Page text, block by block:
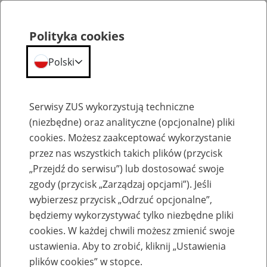
Emerytury
Baza zlikwidowanych lub
przekształconych zakładów pracy
Polityka cookies
Polski
Serwisy ZUS wykorzystują techniczne
(niezbędne) oraz analityczne (opcjonalne) pliki
cookies. Możesz zaakceptować wykorzystanie
przez nas wszystkich takich plików (przycisk
„Przejdź do serwisu”) lub dostosować swoje
zgody (przycisk „Zarządzaj opcjami”). Jeśli
wybierzesz przycisk „Odrzuć opcjonalne”,
będziemy wykorzystywać tylko niezbędne pliki
cookies. W każdej chwili możesz zmienić swoje
ustawienia. Aby to zrobić, kliknij „Ustawienia
plików cookies” w stopce.